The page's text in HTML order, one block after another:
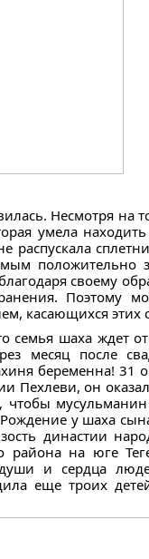
Несмотря на
умела
положительно
своему
Поэтому
касающихся этих
семья шаха ждет
месяц после
беременна! 31
Пехлеви, он
чтобы
Рождение у шаха
династии
района на юге
и сердца
еще троих